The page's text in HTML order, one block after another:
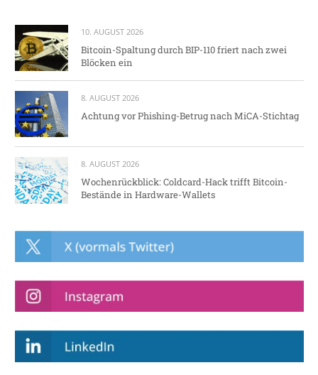
10. AUGUST 2026
Bitcoin-Spaltung durch BIP-110 friert nach zwei
Blöcken ein
8. AUGUST 2026
Achtung vor Phishing-Betrug nach MiCA-Stichtag
8. AUGUST 2026
Wochenrückblick: Coldcard-Hack trifft Bitcoin-
Bestände in Hardware-Wallets